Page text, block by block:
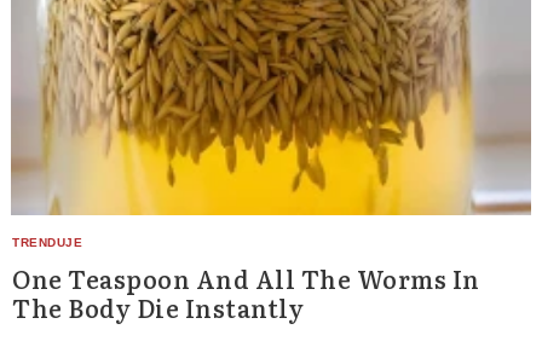
One Teaspoon And All The Worms In
The Body Die Instantly